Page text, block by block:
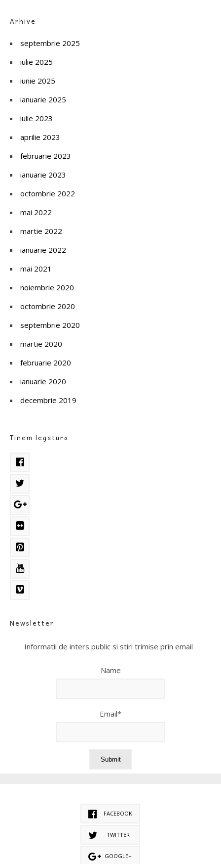
Arhive
septembrie 2025
iulie 2025
iunie 2025
ianuarie 2025
iulie 2023
aprilie 2023
februarie 2023
ianuarie 2023
octombrie 2022
mai 2022
martie 2022
ianuarie 2022
mai 2021
noiembrie 2020
octombrie 2020
septembrie 2020
martie 2020
februarie 2020
ianuarie 2020
decembrie 2019
Tinem legatura
Newsletter
Informatii de inters public si stiri trimise prin email
Name
Email*
FACEBOOK
TWITTER
GOOGLE+